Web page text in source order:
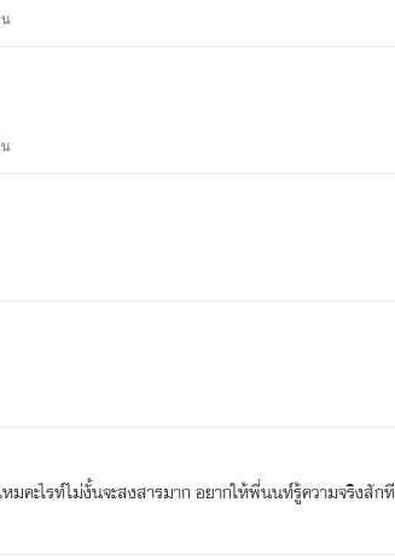
มคะไรท์ไม่งั้นจะสงสารมาก อยากให้พี่นนท์รู้ความจริงสักที